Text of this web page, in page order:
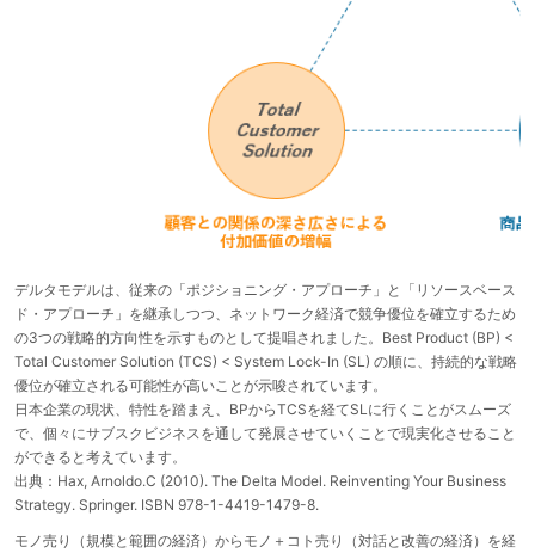
デルタモデルは、従来の「ポジショニング・アプローチ」と「リソースベース
ド・アプローチ」を継承しつつ、ネットワーク経済で競争優位を確立するため
の3つの戦略的方向性を示すものとして提唱されました。Best Product (BP) <
Total Customer Solution (TCS) < System Lock-In (SL) の順に、持続的な戦略
優位が確立される可能性が高いことが示唆されています。
日本企業の現状、特性を踏まえ、BPからTCSを経てSLに行くことがスムーズ
で、個々にサブスクビジネスを通して発展させていくことで現実化させること
ができると考えています。
出典：Hax, Arnoldo.C (2010). The Delta Model. Reinventing Your Business
Strategy. Springer. ISBN 978-1-4419-1479-8.
モノ売り（規模と範囲の経済）からモノ＋コト売り（対話と改善の経済）を経